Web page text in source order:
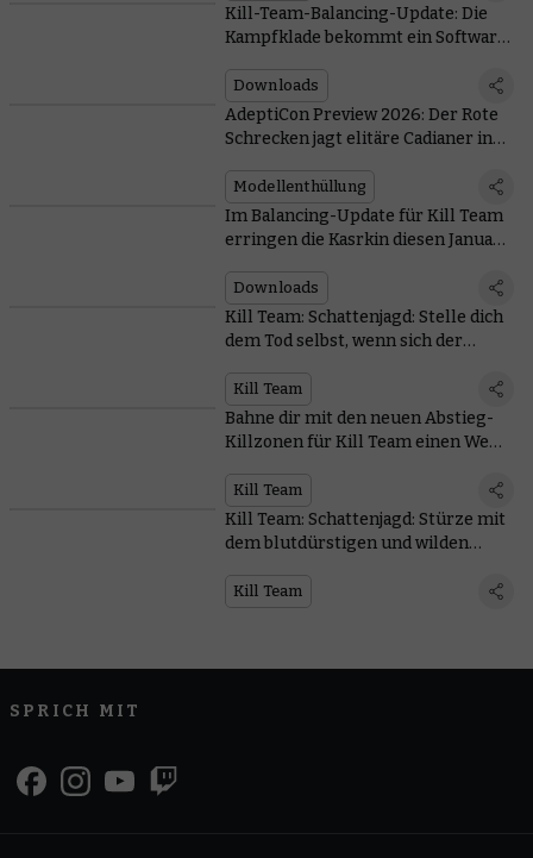
Kill-Team-Balancing-Update: Die
Kampfklade bekommt ein Software-
Downloads
AdeptiCon Preview 2026: Der Rote
Schrecken jagt elitäre Cadianer in
Team
Modellenthüllung
Im Balancing-Update für Kill Team
erringen die Kasrkin diesen Januar
Downloads
Kill Team: Schattenjagd: Stelle dich
dem Tod selbst, wenn sich der
Kill Team
Bahne dir mit den neuen Abstieg-
Killzonen für Kill Team einen Weg
beunruhigenden Gruften
Kill Team
Kill Team: Schattenjagd: Stürze mit
dem blutdürstigen und wilden
deine Opfer herab
Kill Team
SPRICH MIT